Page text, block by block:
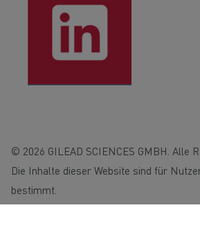
© 2026 GILEAD SCIENCES GMBH. Alle
Die Inhalte dieser Website sind für
bestimmt.